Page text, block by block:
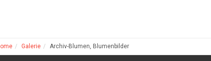
Galerie Archiv-Blumen, Blumenbilder